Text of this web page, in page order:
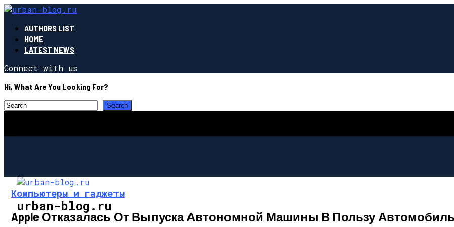
AUTHORS LIST
HOME
LATEST NEWS
Connect with us
Hi, What Are You Looking For?
urban-blog.ru
Компьютеры и гаджеты
Apple Отказалась От Выпуска Автономной Машины В Пользу